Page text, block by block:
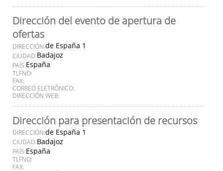
Dirección del evento de apertura de
ofertas
DIRECCIÓN:de España 1
CIUDAD:Badajoz
PAÍS:España
TLFNO:
FAX:
CORREO ELETRÓNICO:
DIRECCIÓN WEB:
Dirección para presentación de recursos
DIRECCIÓN:de España 1
CIUDAD:Badajoz
PAÍS:España
TLFNO:
FAX: